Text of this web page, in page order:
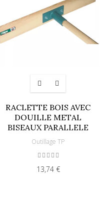
RACLETTE BOIS AVEC
DOUILLE METAL
BISEAUX PARALLELE
Outillage TP
13,74 €